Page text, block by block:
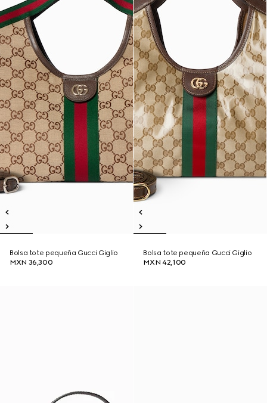
Bolsa tote pequeña Gucci Giglio
MXN 36,300
Bolsa tote pequeña Gucci Giglio
MXN 42,100